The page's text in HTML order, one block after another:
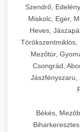
Szendrő,
Miskolc, Eger,
Heves,
Törökszentmiklós,
Mezőtúr,
Csongrád,
Jászfényszaru,
Békés,